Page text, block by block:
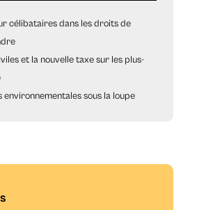
célibataires dans les droits de
et la nouvelle taxe sur les plus-
environnementales sous la loupe